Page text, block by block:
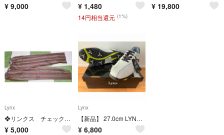
¥ 9,000 ¥ 1,480
14円相当還元 (1%)
¥ 19,800
Lynx
❖リンクス チェックパンツ❖股下70 未着用 制電抗菌防臭機能付き
¥ 5,000
Lynx
【新品】 27.0cm LYNX(リンクス) ゴルフシューズ LXSH-7568
¥ 6,800